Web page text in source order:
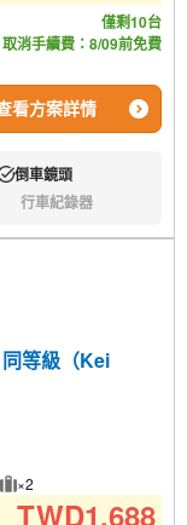
僅剩10台
取消手續費：8/09前免費
看方案詳情
:倒車鏡頭
行車紀錄器
等級（Kei
人數
建議行李數量
×2
TWD1,688